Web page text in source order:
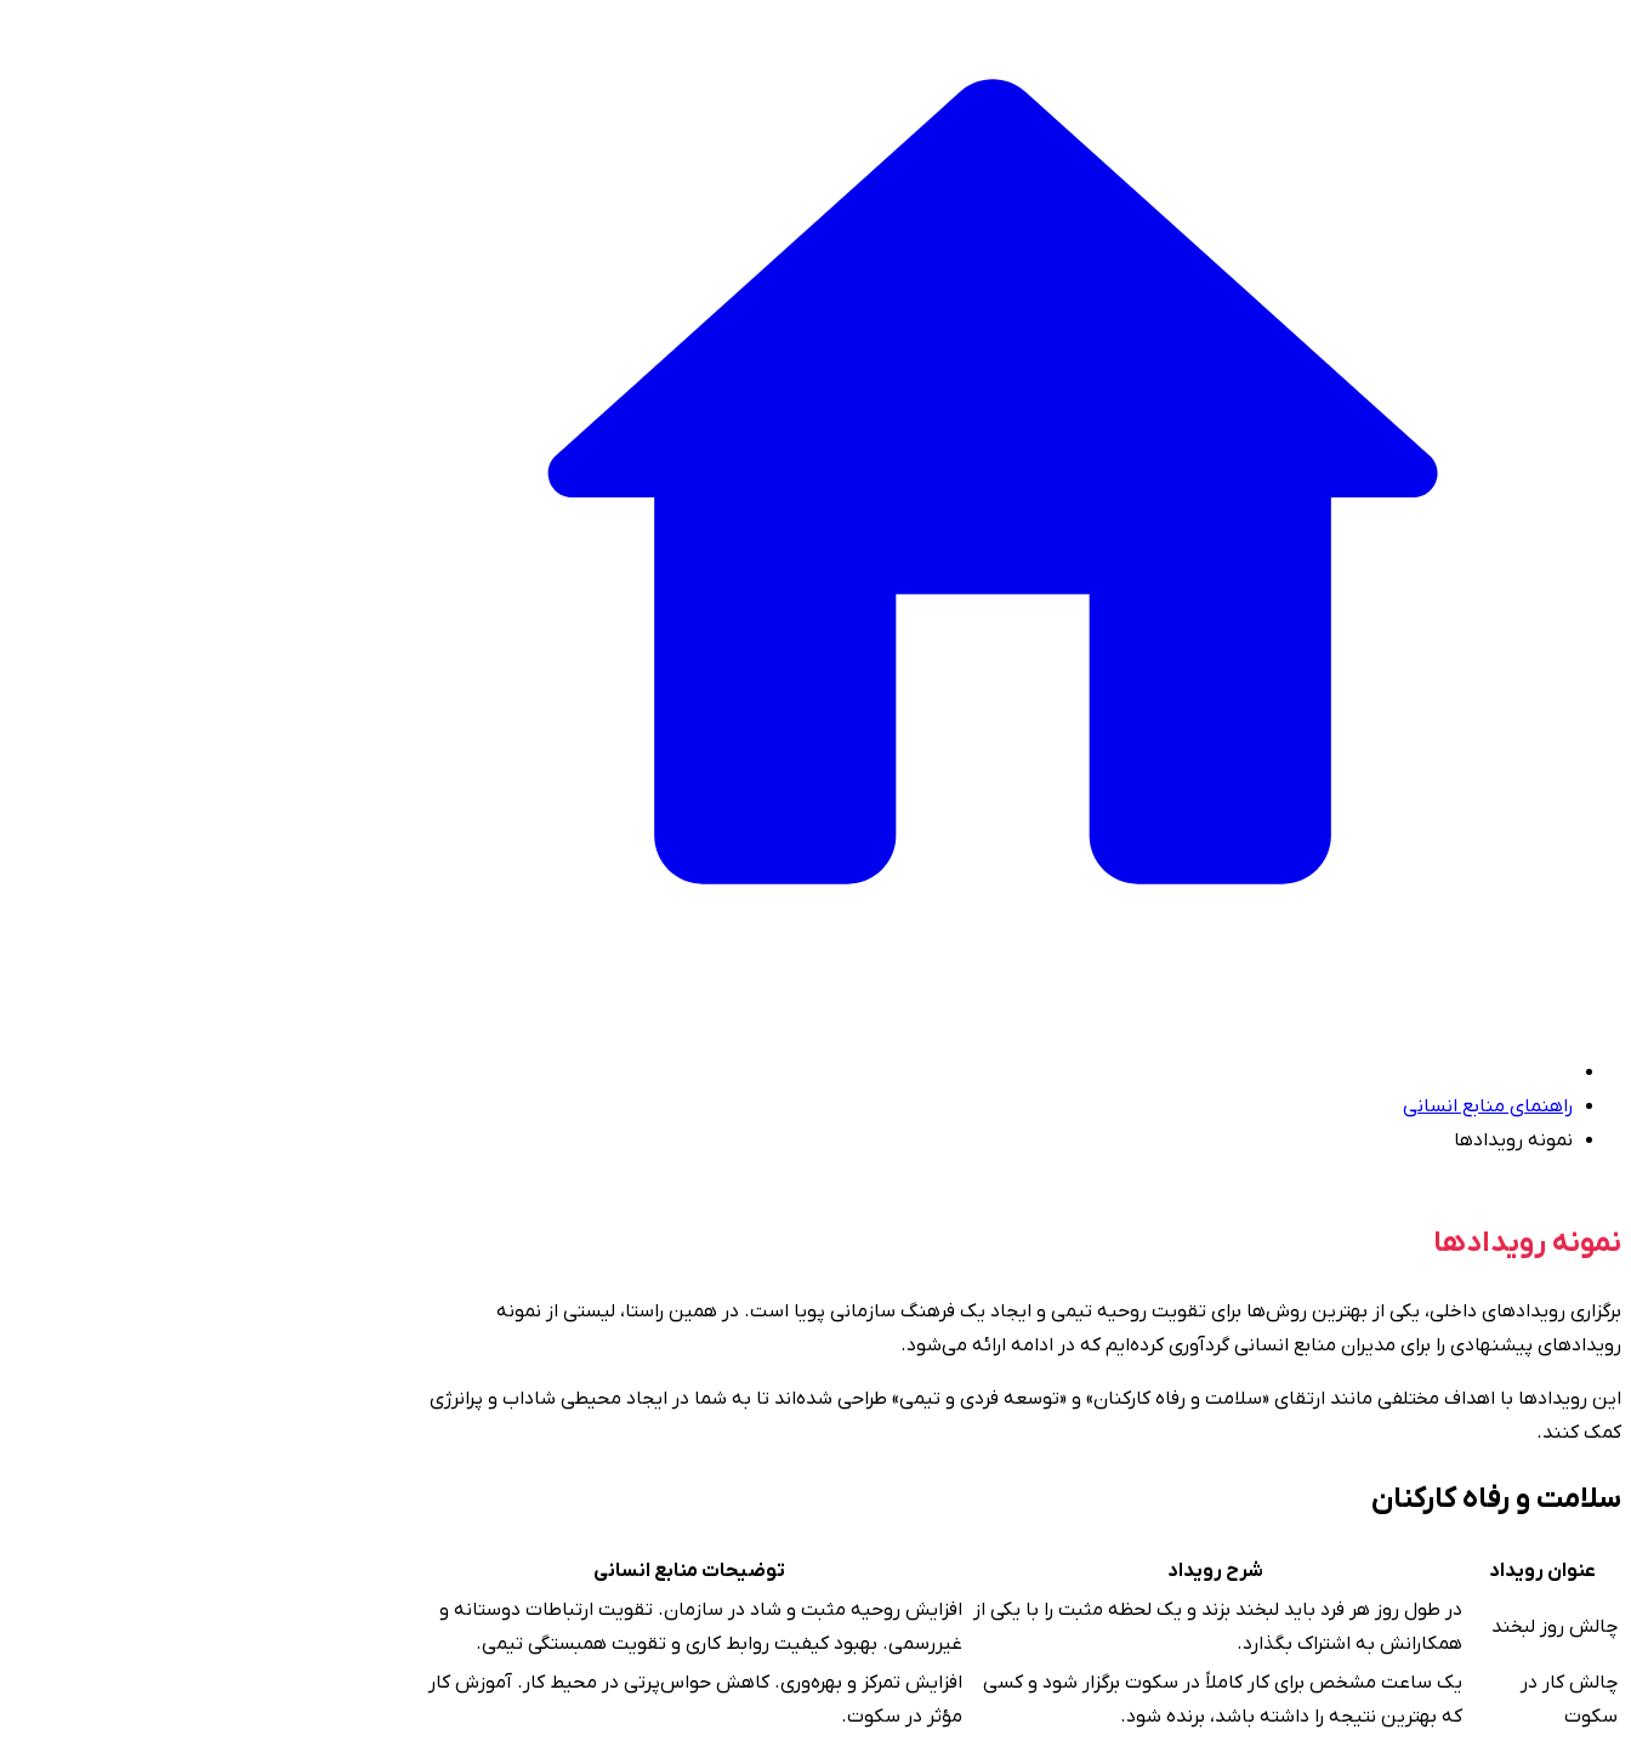
راهنمای منابع انسانی
نمونه رویدادها
نمونه رویدادها
برگزاری رویدادهای داخلی، یکی از بهترین روش‌ها برای تقویت روحیه تیمی و ایجاد یک فرهنگ سازمانی پویا است. در همین راستا، لیستی از نمونه
رویدادهای پیشنهادی را برای مدیران منابع انسانی گردآوری کرده‌ایم که در ادامه ارائه می‌شود.
این رویدادها با اهداف مختلفی مانند ارتقای «سلامت و رفاه کارکنان» و «توسعه فردی و تیمی» طراحی شده‌اند تا به شما در ایجاد محیطی شاداب و پرانرژی
کمک کنند.
سلامت و رفاه کارکنان
عنوان رویداد شرح رویداد توضیحات منابع انسانی
چالش روز لبخند
در طول روز هر فرد باید لبخند بزند و یک لحظه مثبت را با یکی از
همکارانش به اشتراک بگذارد.
افزایش روحیه مثبت و شاد در سازمان. تقویت ارتباطات دوستانه و
غیررسمی. بهبود کیفیت روابط کاری و تقویت همبستگی تیمی.
چالش کار در
سکوت
یک ساعت مشخص برای کار کاملاً در سکوت برگزار شود و کسی
که بهترین نتیجه را داشته باشد، برنده شود.
افزایش تمرکز و بهره‌وری. کاهش حواس‌پرتی در محیط کار. آموزش کار
مؤثر در سکوت.